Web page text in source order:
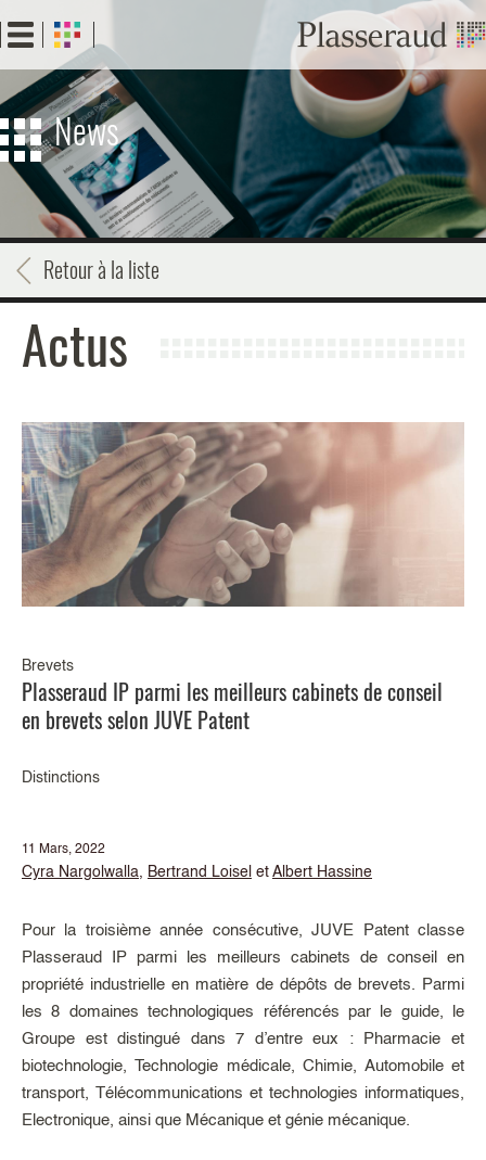
au
contenu
principal
News
Retour à la liste
Actus
Brevets
Plasseraud IP parmi les meilleurs cabinets de conseil
en brevets selon JUVE Patent
Distinctions
11 Mars, 2022
Cyra Nargolwalla, Bertrand Loisel et Albert Hassine
Pour la troisième année consécutive, JUVE Patent classe
Plasseraud IP parmi les meilleurs cabinets de conseil en
propriété industrielle en matière de dépôts de brevets. Parmi
les 8 domaines technologiques référencés par le guide, le
Groupe est distingué dans 7 d’entre eux : Pharmacie et
biotechnologie, Technologie médicale, Chimie, Automobile et
transport, Télécommunications et technologies informatiques,
Electronique, ainsi que Mécanique et génie mécanique.